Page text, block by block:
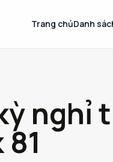
Trang chủDanh
nghỉ